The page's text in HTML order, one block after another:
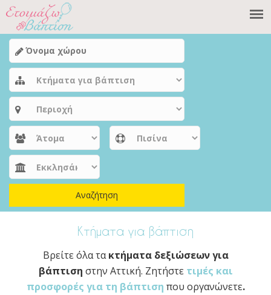
Αναζήτηση
Κτήματα για βάπτιση
Βρείτε όλα τακτήματα δεξιώσεων για
βάπτιση στην Αττική. Ζητήστε τιμές και
προσφορές για τη βάπτιση που οργανώνετε.